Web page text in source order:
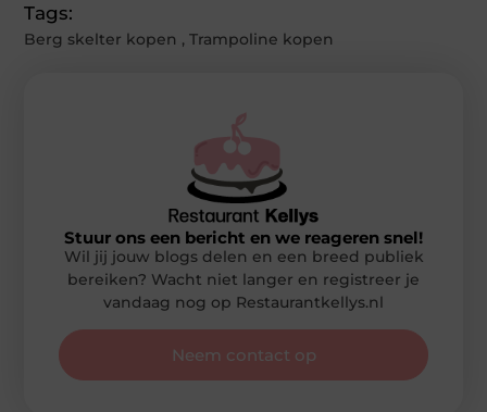
Tags:
Berg skelter kopen ,Trampoline kopen
Stuur ons een bericht en we reageren snel!
Wil jij jouw blogs delen en een breed publiek
bereiken? Wacht niet langer en registreer je
vandaag nog op Restaurantkellys.nl
Neem contact op